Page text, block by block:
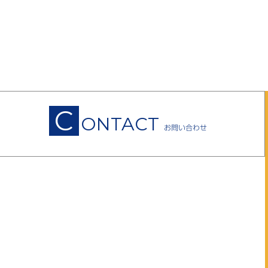
C ONTACT お問い合わせ